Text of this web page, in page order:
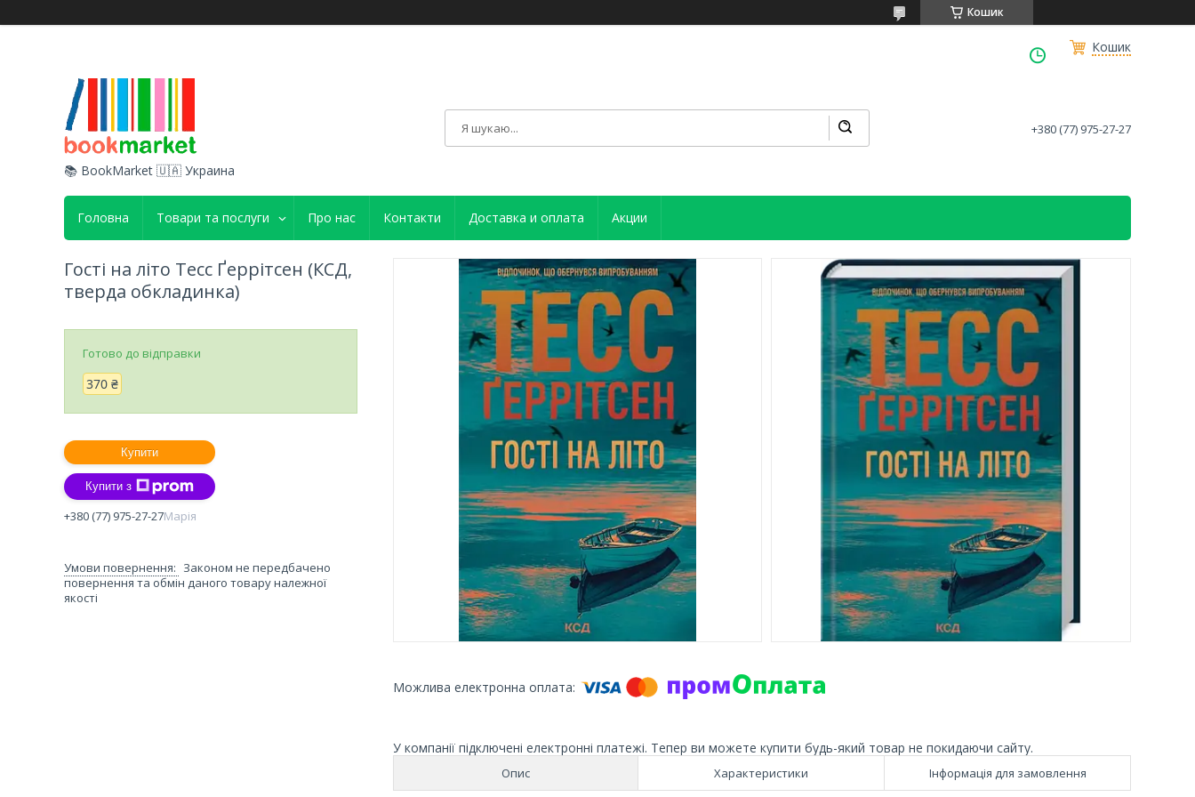
Кошик
Кошик
📚 BookMarket 🇺🇦 Украина
+380 (77) 975-27-27
Головна Товари та послуги Про нас Контакти Доставка и оплата Акции
У компанії підключені електронні платежі. Тепер ви можете купити будь-який товар не покидаючи сайту.
Опис Характеристики Інформація для замовлення
Гості на літо Тесс Ґеррітсен (КСД,
тверда обкладинка)
Готово до відправки
370 ₴
Купити
Купити з
+380 (77) 975-27-27Марія
Законом не передбачено
повернення та обмін даного товару належної
якості